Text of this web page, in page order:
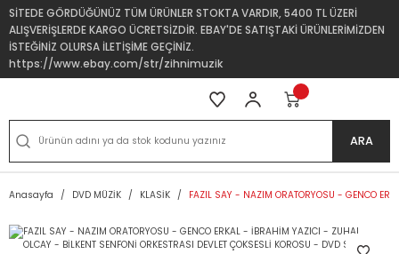
SİTEDE GÖRDÜĞÜNÜZ TÜM ÜRÜNLER STOKTA VARDIR, 5400 TL ÜZERİ
ALIŞVERİŞLERDE KARGO ÜCRETSİZDİR. EBAY'DE SATIŞTAKİ ÜRÜNLERİMİZDEN
İSTEĞİNİZ OLURSA İLETİŞİME GEÇİNİZ.
https://www.ebay.com/str/zihnimuzik
ARA
Anasayfa DVD MÜZİK KLASİK FAZIL SAY - NAZIM ORATORYOSU - GENCO